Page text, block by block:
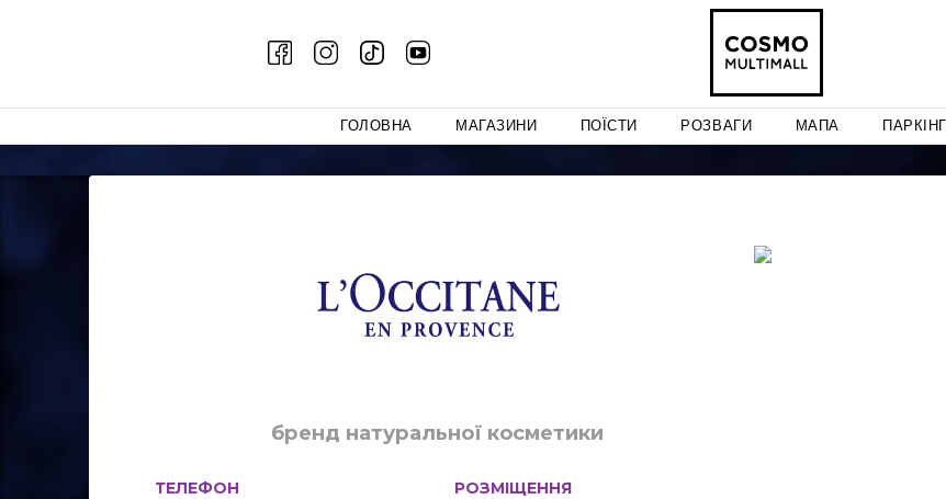
ГОЛОВНА МАГАЗИНИ ПОЇСТИ РОЗВАГИ МАПА ПАРКІНГ
бренд натуральної косметики
ТЕЛЕФОН
РОЗМІЩЕННЯ